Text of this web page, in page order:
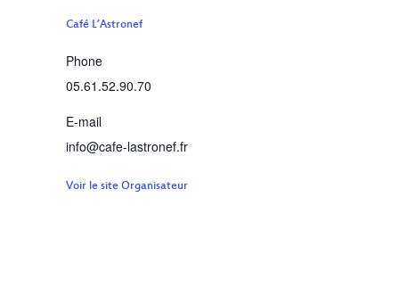
Café L’Astronef
Phone
05.61.52.90.70
E-mail
info@cafe-lastronef.fr
Voir le site Organisateur